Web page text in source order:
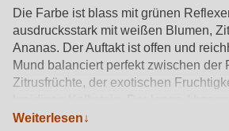
Die Farbe ist blass mit grünen
ausdrucksstark mit weißen Blumen,
Ananas. Der Auftakt ist offen und
Mund balanciert perfekt zwischen der
Zitrusfrüchte, der exotischen
von einer angenehmen Bitterkeit
Weiterlesen